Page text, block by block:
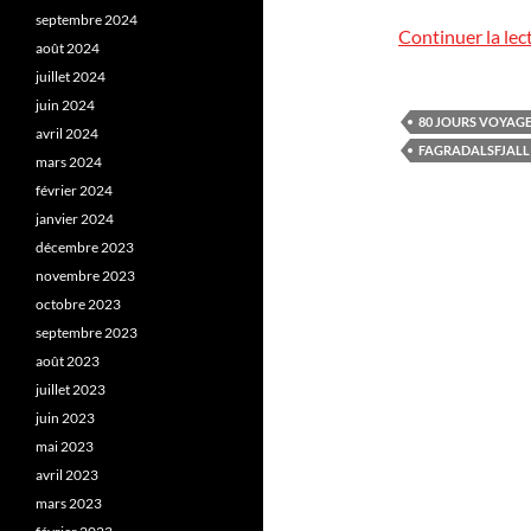
Continuer la
80 JOURS
FAGRADALSFJALL
septembre 2024
août 2024
juillet 2024
juin 2024
avril 2024
mars 2024
février 2024
janvier 2024
décembre 2023
novembre 2023
octobre 2023
septembre 2023
août 2023
juillet 2023
juin 2023
mai 2023
avril 2023
mars 2023